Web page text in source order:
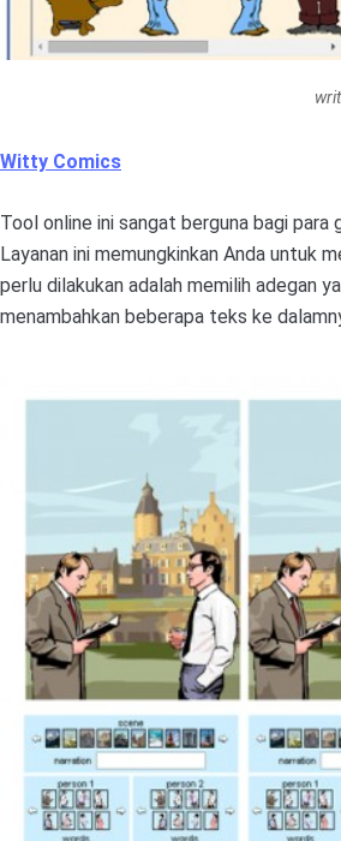
Witty Comics
Tool online ini sangat berguna bagi para
Layanan ini memungkinkan Anda untuk
perlu dilakukan adalah memilih adegan
menambahkan beberapa teks ke